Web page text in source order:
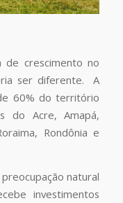
de crescimento no
ser diferente. A
60% do território
do Acre, Amapá,
Rondônia e
natural
investimentos